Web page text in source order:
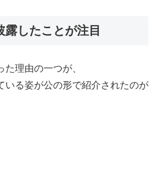
したことが注目
理由の一つが、
いる姿が公の形で紹介されたのが